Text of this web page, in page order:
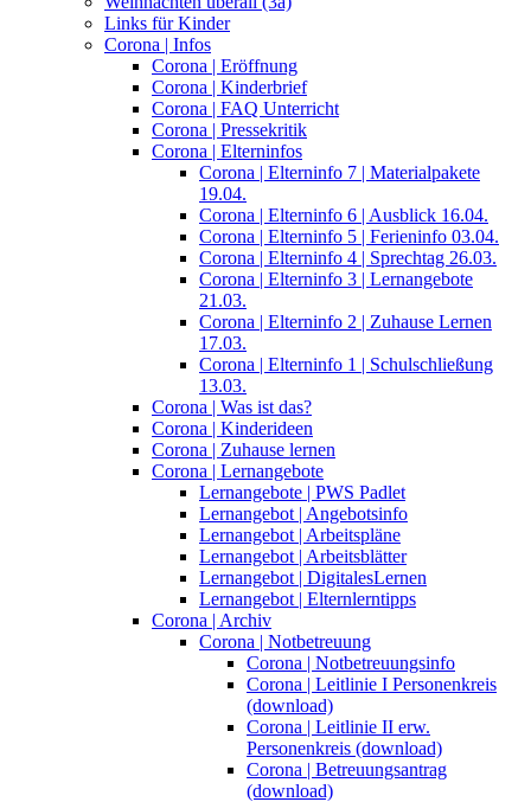
Links für Kinder
Corona | Infos
Corona | Eröffnung
Corona | Kinderbrief
Corona | FAQ Unterricht
Corona | Pressekritik
Corona | Elterninfos
Corona | Elterninfo 7 | Materialpakete
19.04.
Corona | Elterninfo 6 | Ausblick 16.04.
Corona | Elterninfo 5 | Ferieninfo 03.04.
Corona | Elterninfo 4 | Sprechtag 26.03.
Corona | Elterninfo 3 | Lernangebote
21.03.
Corona | Elterninfo 2 | Zuhause Lernen
17.03.
Corona | Elterninfo 1 | Schulschließung
13.03.
Corona | Was ist das?
Corona | Kinderideen
Corona | Zuhause lernen
Corona | Lernangebote
Lernangebote | PWS Padlet
Lernangebot | Angebotsinfo
Lernangebot | Arbeitspläne
Lernangebot | Arbeitsblätter
Lernangebot | DigitalesLernen
Lernangebot | Elternlerntipps
Corona | Archiv
Corona | Notbetreuung
Corona | Notbetreuungsinfo
Corona | Leitlinie I Personenkreis
(download)
Corona | Leitlinie II erw.
Personenkreis (download)
Corona | Betreuungsantrag
(download)